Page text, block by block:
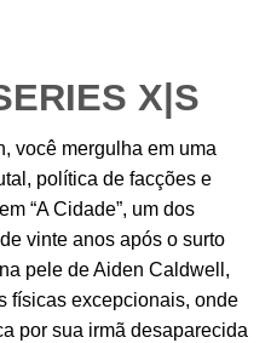
X|S
você mergulha em uma
política de facções e
“A Cidade”, um dos
vinte anos após o surto
pele de Aiden Caldwell,
físicas excepcionais, onde
por sua irmã desaparecida